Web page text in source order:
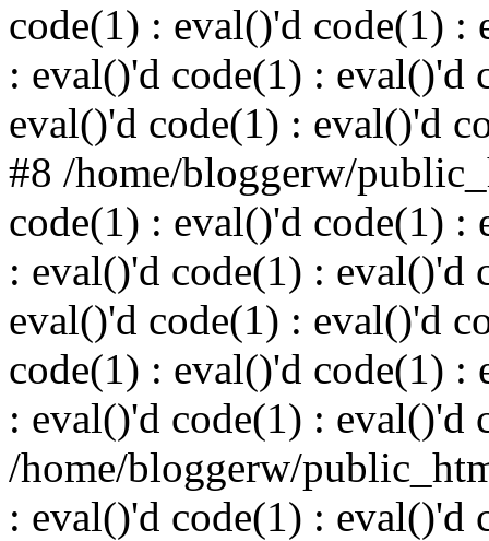
code(1) : eval()'d code(1) :
: eval()'d code(1) : eval()'d
eval()'d code(1) : eval()'d
#8 /home/bloggerw/
code(1) : eval()'d code(1) :
: eval()'d code(1) : eval()'d
eval()'d code(1) : eval()'d
code(1) : eval()'d code(1) :
: eval()'d code(1) : eval()'d
/home/bloggerw/
: eval()'d code(1) : eval()'d